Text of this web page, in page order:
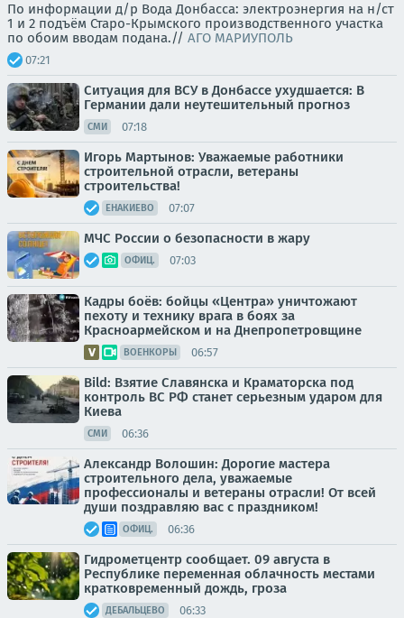
По информации д/р Вода Донбасса: электроэнергия на н/ст
1 и 2 подъём Старо-Крымского производственного участка
по обоим вводам подана.// АГО МАРИУПОЛЬ
07:21
Ситуация для ВСУ в Донбассе ухудшается: В
Германии дали неутешительный прогноз
СМИ 07:18
Игорь Мартынов: Уважаемые работники
строительной отрасли, ветераны
строительства!
ЕНАКИЕВО 07:07
МЧС России о безопасности в жару
ОФИЦ. 07:03
Кадры боёв: бойцы «Центра» уничтожают
пехоту и технику врага в боях за
Красноармейском и на Днепропетровщине
ВОЕНКОРЫ 06:57
Bild: Взятие Славянска и Краматорска под
контроль ВС РФ станет серьезным ударом для
Киева
СМИ 06:36
Александр Волошин: Дорогие мастера
строительного дела, уважаемые
профессионалы и ветераны отрасли! От всей
души поздравляю вас с праздником!
ОФИЦ. 06:36
Гидрометцентр сообщает. 09 августа в
Республике переменная облачность местами
кратковременный дождь, гроза
ДЕБАЛЬЦЕВО 06:33